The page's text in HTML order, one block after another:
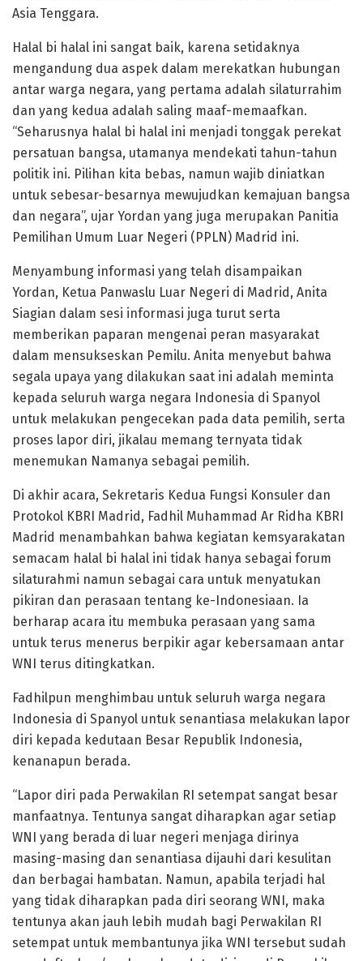
Asia Tenggara.
Halal bi halal ini sangat baik, karena setidaknya
mengandung dua aspek dalam merekatkan hubungan
antar warga negara, yang pertama adalah silaturrahim
dan yang kedua adalah saling maaf-memaafkan.
“Seharusnya halal bi halal ini menjadi tonggak perekat
persatuan bangsa, utamanya mendekati tahun-tahun
politik ini. Pilihan kita bebas, namun wajib diniatkan
untuk sebesar-besarnya mewujudkan kemajuan bangsa
dan negara”, ujar Yordan yang juga merupakan Panitia
Pemilihan Umum Luar Negeri (PPLN) Madrid ini.
Menyambung informasi yang telah disampaikan
Yordan, Ketua Panwaslu Luar Negeri di Madrid, Anita
Siagian dalam sesi informasi juga turut serta
memberikan paparan mengenai peran masyarakat
dalam mensukseskan Pemilu. Anita menyebut bahwa
segala upaya yang dilakukan saat ini adalah meminta
kepada seluruh warga negara Indonesia di Spanyol
untuk melakukan pengecekan pada data pemilih, serta
proses lapor diri, jikalau memang ternyata tidak
menemukan Namanya sebagai pemilih.
Di akhir acara, Sekretaris Kedua Fungsi Konsuler dan
Protokol KBRI Madrid, Fadhil Muhammad Ar Ridha KBRI
Madrid menambahkan bahwa kegiatan kemsyarakatan
semacam halal bi halal ini tidak hanya sebagai forum
silaturahmi namun sebagai cara untuk menyatukan
pikiran dan perasaan tentang ke-Indonesiaan. Ia
berharap acara itu membuka perasaan yang sama
untuk terus menerus berpikir agar kebersamaan antar
WNI terus ditingkatkan.
Fadhilpun menghimbau untuk seluruh warga negara
Indonesia di Spanyol untuk senantiasa melakukan lapor
diri kepada kedutaan Besar Republik Indonesia,
kenanapun berada.
“Lapor diri pada Perwakilan RI setempat sangat besar
manfaatnya. Tentunya sangat diharapkan agar setiap
WNI yang berada di luar negeri menjaga dirinya
masing-masing dan senantiasa dijauhi dari kesulitan
dan berbagai hambatan. Namun, apabila terjadi hal
yang tidak diharapkan pada diri seorang WNI, maka
tentunya akan jauh lebih mudah bagi Perwakilan RI
setempat untuk membantunya jika WNI tersebut sudah